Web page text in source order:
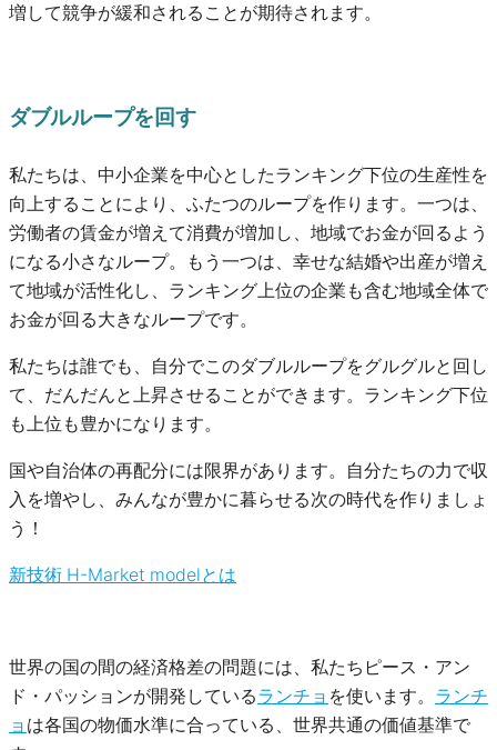
増して競争が緩和されることが期待されます。
ダブルループを回す
私たちは、中小企業を中心としたランキング下位の生産性を
向上することにより、ふたつのループを作ります。一つは、
労働者の賃金が増えて消費が増加し、地域でお金が回るよう
になる小さなループ。もう一つは、幸せな結婚や出産が増え
て地域が活性化し、ランキング上位の企業も含む地域全体で
お金が回る大きなループです。
私たちは誰でも、自分でこのダブルループをグルグルと回し
て、だんだんと上昇させることができます。ランキング下位
も上位も豊かになります。
国や自治体の再配分には限界があります。自分たちの力で収
入を増やし、みんなが豊かに暮らせる次の時代を作りましょ
う！
新技術 H-Market modelとは
世界の国の間の経済格差の問題には、私たちピース・アン
ド・パッションが開発しているランチョ を使います。 ランチ
ョ は各国の物価水準に合っている、世界共通の価値基準で